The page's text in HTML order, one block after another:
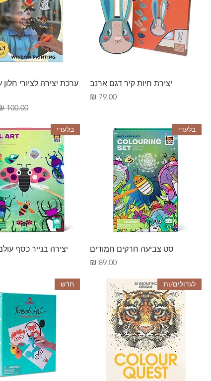
תצוגה מהירה
יצירת חיות קיר דגם ארנב
מחיר
תצוגה מהירה
ערכת יצירה לציורי
מחיר‏100.00 ‏₪
תצוגה מהירה
בלעדי
סט צביעה חרקים חמודים
מחיר
תצוגה מהירה
בלעדי
יצירה בנייר כסף
לגדולים/ות חדש